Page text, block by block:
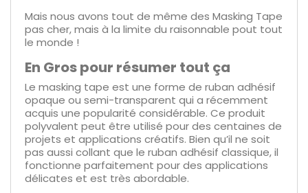
Mais nous avons tout de même des Masking Tape
pas cher, mais à la limite du raisonnable pout tout
le monde !
En Gros pour résumer tout ça
Le masking tape est une forme de ruban adhésif
opaque ou semi-transparent qui a récemment
acquis une popularité considérable. Ce produit
polyvalent peut être utilisé pour des centaines de
projets et applications créatifs. Bien qu’il ne soit
pas aussi collant que le ruban adhésif classique, il
fonctionne parfaitement pour des applications
délicates et est très abordable.